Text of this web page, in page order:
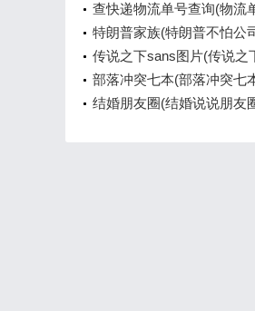
查快递物流单号查询(物流
特朗普家族(特朗普不怕公
传说之下sans图片(传说
部落冲突七本(部落冲突七
结婚朋友圈(结婚说说朋友